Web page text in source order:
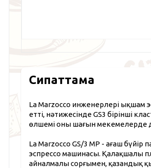
Сипаттама
La Marzocco инженерлері ықшам
етті, нәтижесінде GS3 бірінші
өлшемі оны шағын мекемелерде
La Marzocco GS/3 MP - ағаш бүйір
эспрессо машинасы. Қалақшалы
айналмалы сорғымен, қазандық